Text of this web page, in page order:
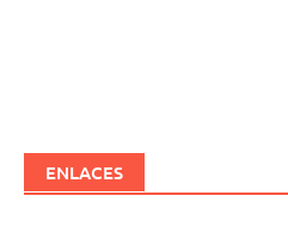
ENLACES